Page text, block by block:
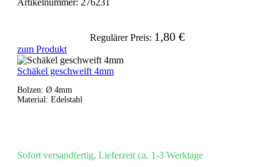
Regulärer Preis: 1,80 €
zum Produkt
Schäkel geschweift 4mm
Bolzen: Ø 4mm
Material: Edelstahl
Sofort versandfertig, Lieferzeit ca. 1-3 Werktage